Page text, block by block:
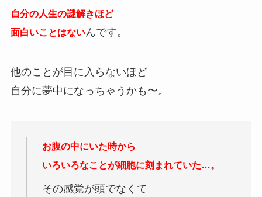
自分の人生の謎解きほど
面白いことはないんです。
他のことが目に入らないほど
自分に夢中になっちゃうかも〜。
お腹の中にいた時から
いろいろなことが細胞に刻まれていた…。
その感覚が頭でなくて